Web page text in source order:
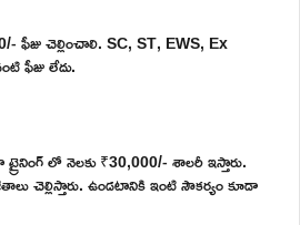
ఫీజు చెల్లించాలి. SC, ST, EWS, Ex
ఫీజు లేదు.
లో నెలకు ₹30,000/- శాలరీ ఇస్తారు.
చెల్లిస్తారు. ఉండటానికి ఇంటి సౌకర్యం కూడా